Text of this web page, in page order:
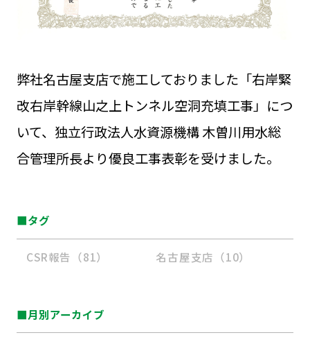
弊社名古屋支店で施工しておりました「右岸緊
改右岸幹線山之上トンネル空洞充填工事」につ
いて、独立行政法人水資源機構 木曽川用水総
合管理所長より優良工事表彰を受けました。
■タグ
CSR報告（81） 名古屋支店（10）
■月別アーカイブ